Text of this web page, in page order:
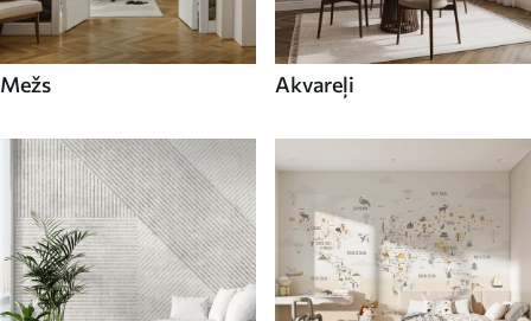
Mežs Akvareļi